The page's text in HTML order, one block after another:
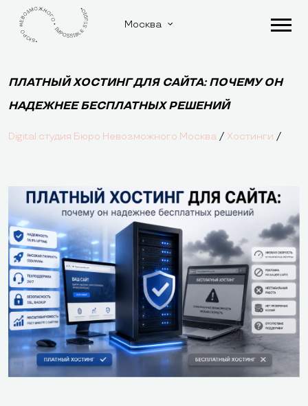
Москва
ПЛАТНЫЙ ХОСТИНГ ДЛЯ САЙТА: ПОЧЕМУ ОН
НАДЕЖНЕЕ БЕСПЛАТНЫХ РЕШЕНИЙ
Digital студия Бюро Невозможного Москва / Хостинги /